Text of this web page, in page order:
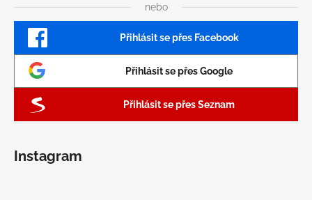
nebo
Přihlásit se přes Facebook
Přihlásit se přes Google
Přihlásit se přes Seznam
Instagram